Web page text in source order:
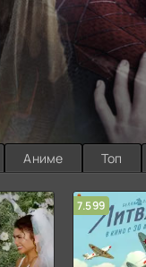
Аниме Топ
7.599